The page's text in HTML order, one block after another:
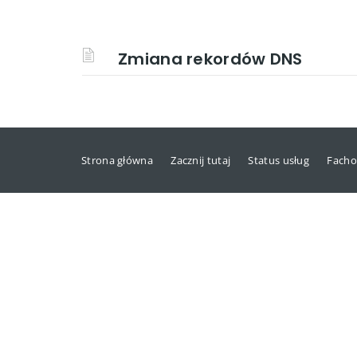
Zmiana rekordów DNS
Strona główna Zacznij tutaj Status usług